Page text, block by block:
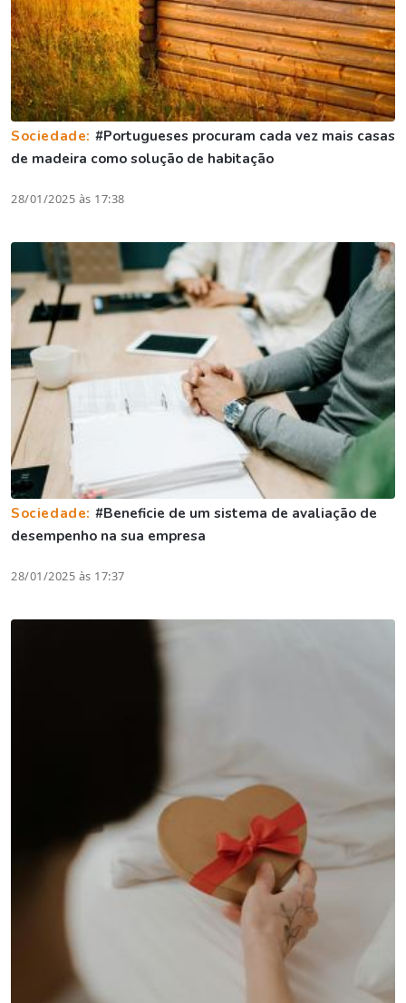
Sociedade: #Portugueses procuram cada vez mais casas
de madeira como solução de habitação
28/01/2025 às 17:38
Sociedade: #Beneficie de um sistema de avaliação de
desempenho na sua empresa
28/01/2025 às 17:37